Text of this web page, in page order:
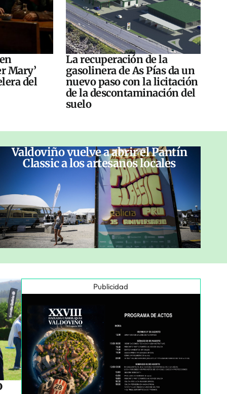
Mary’
del
La recuperación de la
gasolinera de As Pías da un
nuevo paso con la licitación
de la descontaminación del
suelo
Valdoviño vuelve a abrir el Pantín
Classic a los artesanos locales
Publicidad